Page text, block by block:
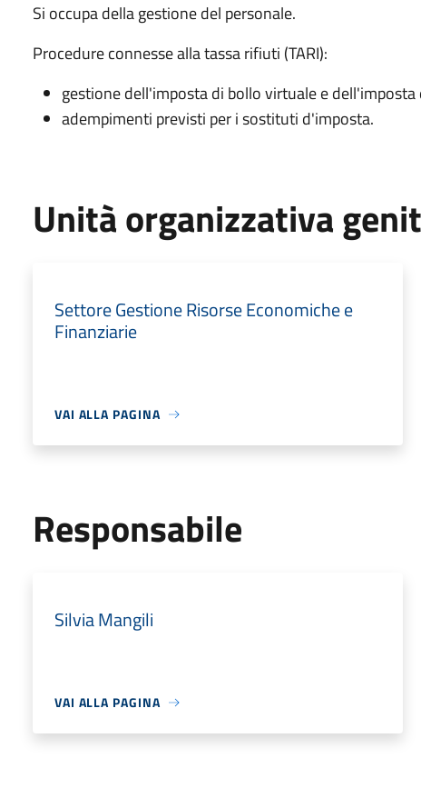
Si occupa della gestione del personale.
Procedure connesse alla tassa rifiuti (TARI):
gestione dell'imposta di bollo virtuale e
adempimenti previsti per i sostituti d'imposta.
Unità organizzativa
Settore Gestione Risorse Economiche e
Finanziarie
VAI ALLA PAGINA
Responsabile
Silvia Mangili
VAI ALLA PAGINA